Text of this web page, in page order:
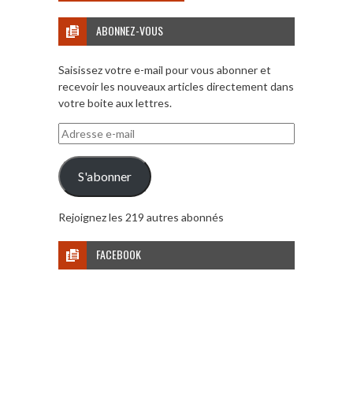
ABONNEZ-VOUS
Saisissez votre e-mail pour vous abonner et
recevoir les nouveaux articles directement dans
votre boite aux lettres.
Adresse
e-
mail
S'abonner
Rejoignez les 219 autres abonnés
FACEBOOK